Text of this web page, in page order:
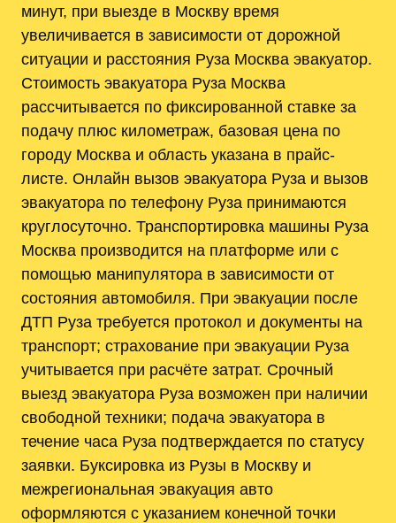
минут, при выезде в Москву время
увеличивается в зависимости от дорожной
ситуации и расстояния Руза Москва эвакуатор.
Стоимость эвакуатора Руза Москва
рассчитывается по фиксированной ставке за
подачу плюс километраж, базовая цена по
городу Москва и область указана в прайс-
листе. Онлайн вызов эвакуатора Руза и вызов
эвакуатора по телефону Руза принимаются
круглосуточно. Транспортировка машины Руза
Москва производится на платформе или с
помощью манипулятора в зависимости от
состояния автомобиля. При эвакуации после
ДТП Руза требуется протокол и документы на
транспорт; страхование при эвакуации Руза
учитывается при расчёте затрат. Срочный
выезд эвакуатора Руза возможен при наличии
свободной техники; подача эвакуатора в
течение часа Руза подтверждается по статусу
заявки. Буксировка из Рузы в Москву и
межрегиональная эвакуация авто
оформляются с указанием конечной точки